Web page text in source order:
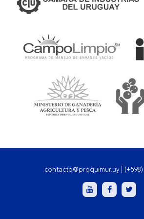
contacto@proquimur.uy